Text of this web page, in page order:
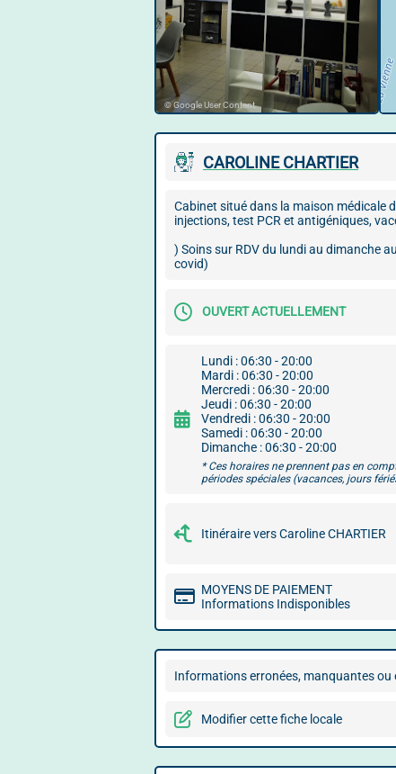
© Google User Content
CAROLINE CHARTIER
Cabinet situé dans la maison médicale
injections, test PCR et antigéniques,
) Soins sur RDV du lundi au dimanche
covid)
OUVERT ACTUELLEMENT
Lundi : 06:30 - 20:00
Mardi : 06:30 - 20:00
Mercredi : 06:30 - 20:00
Jeudi : 06:30 - 20:00
Vendredi : 06:30 - 20:00
Samedi : 06:30 - 20:00
Dimanche : 06:30 - 20:00
* Ces horaires ne prennent pas en
périodes spéciales (vacances, jours
Itinéraire vers Caroline CHARTIER
MOYENS DE PAIEMENT
Informations Indisponibles
Informations erronées, manquantes
Modifier cette fiche locale